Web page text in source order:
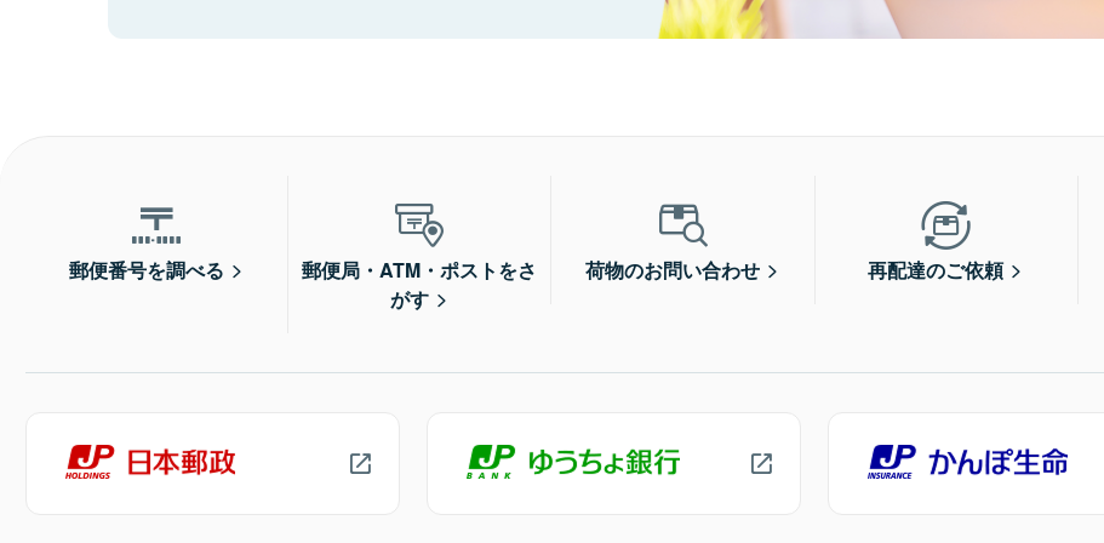
郵便番号を調べる
郵便局・ATM・ポストをさ
がす
荷物のお問い合わせ 再配達のご依頼